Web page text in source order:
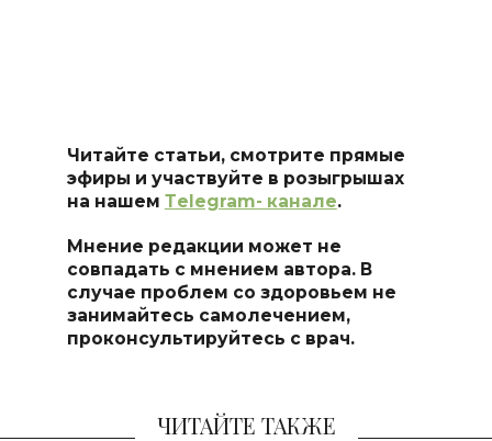
Читайте статьи, смотрите прямые
эфиры и участвуйте в розыгрышах
на нашем Тelegram- канале.
Мнение редакции может не
совпадать с мнением автора. В
случае проблем со здоровьем не
занимайтесь самолечением,
проконсультируйтесь с врач.
ЧИТАЙТЕ ТАКЖЕ